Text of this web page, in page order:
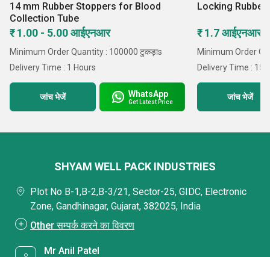
14 mm Rubber Stoppers for Blood
Collection Tube
₹ 1.00 - 5.00 आईएनआर
Minimum Order Quantity : 100000 टुकड़ाs
Delivery Time : 1 Hours
जांच भेजें WhatsApp
Get Latest Price
Locking Rubber
₹ 1.7 आईएनआर /
Minimum Order
Delivery Time : 15
जांच भेजें
SHYAM WELL PACK INDUSTRIES
Plot No B-1,B-2,B-3/21, Sector-25, GIDC, Electronic
Zone, Gandhinagar, Gujarat, 382025, India
Other सम्पर्क करने का विवरण
Mr Anil Patel